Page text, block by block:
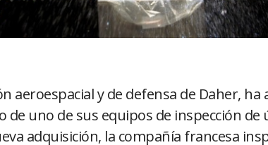
aeroespacial y de defensa de Daher, ha
de uno de sus equipos de inspección de
adquisición, la compañía francesa